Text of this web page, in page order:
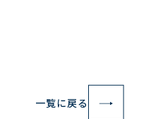
一覧に戻る